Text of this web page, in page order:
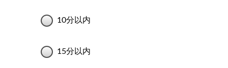
10分以内
15分以内